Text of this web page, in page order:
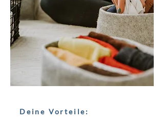
Deine Vorteile: